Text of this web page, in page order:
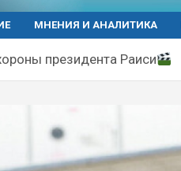
МНЕНИЯ И АНАЛИТИКА
президента Раиси